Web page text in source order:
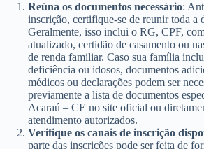
Reúna os documentos necessário:
inscrição, certifique-se de reunir toda a
Geralmente, isso inclui o RG, CPF,
atualizado, certidão de casamento ou
de renda familiar. Caso sua família
deficiência ou idosos, documentos
médicos ou declarações podem ser
previamente a lista de documentos
Acaraú – CE no site oficial ou
atendimento autorizados.
Verifique os canais de inscrição
parte das inscrições pode ser feita de